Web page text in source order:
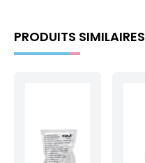
PRODUITS SIMILAIRES